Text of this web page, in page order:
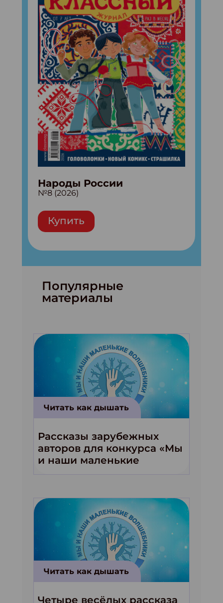
Народы России
№8 (2026)
Купить
Популярные
материалы
Читать как дышать
Рассказы зарубежных
авторов для конкурса «Мы
и наши маленькие
волшебники!»
Читать как дышать
Четыре весёлых рассказа